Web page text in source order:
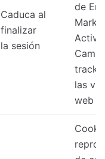
Caduca al
finalizar
la sesión
de
Active
las
web